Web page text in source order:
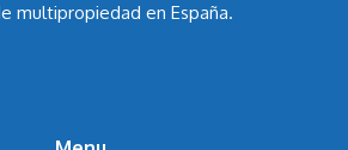
Caballero Garcíalleva los casos de